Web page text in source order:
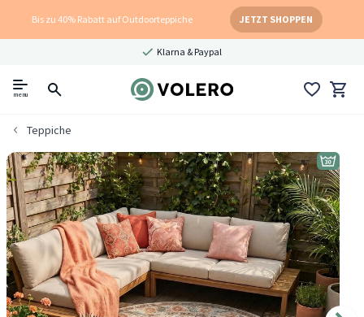
Bis zu 40% Rabatt auf Outdoorteppiche JETZT SHOPPEN
Klarna & Paypal
menu
Teppiche